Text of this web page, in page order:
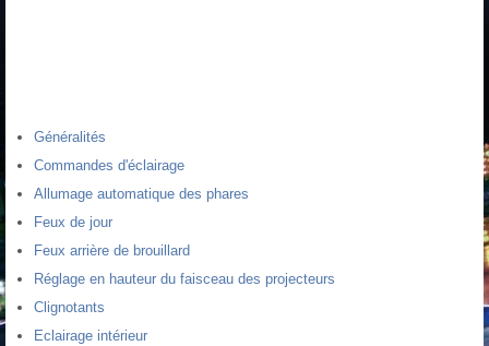
Généralités
Commandes d'éclairage
Allumage automatique des phares
Feux de jour
Feux arrière de brouillard
Réglage en hauteur du faisceau des projecteurs
Clignotants
Eclairage intérieur